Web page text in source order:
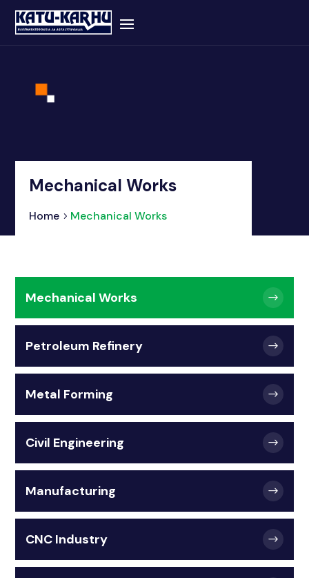
Mechanical Works
Home Mechanical Works
Mechanical Works
Petroleum Refinery
Metal Forming
Civil Engineering
Manufacturing
CNC Industry